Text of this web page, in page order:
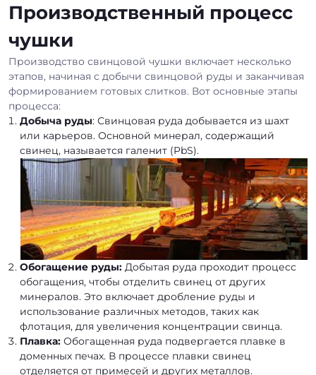
Производственный процесс
чушки
Производство свинцовой чушки включает несколько
этапов, начиная с добычи свинцовой руды и заканчивая
формированием готовых слитков. Вот основные этапы
процесса:
Добыча руды: Свинцовая руда добывается из шахт
или карьеров. Основной минерал, содержащий
свинец, называется галенит (PbS).
Обогащение руды: Добытая руда проходит процесс
обогащения, чтобы отделить свинец от других
минералов. Это включает дробление руды и
использование различных методов, таких как
флотация, для увеличения концентрации свинца.
Плавка: Обогащенная руда подвергается плавке в
доменных печах. В процессе плавки свинец
отделяется от примесей и других металлов.